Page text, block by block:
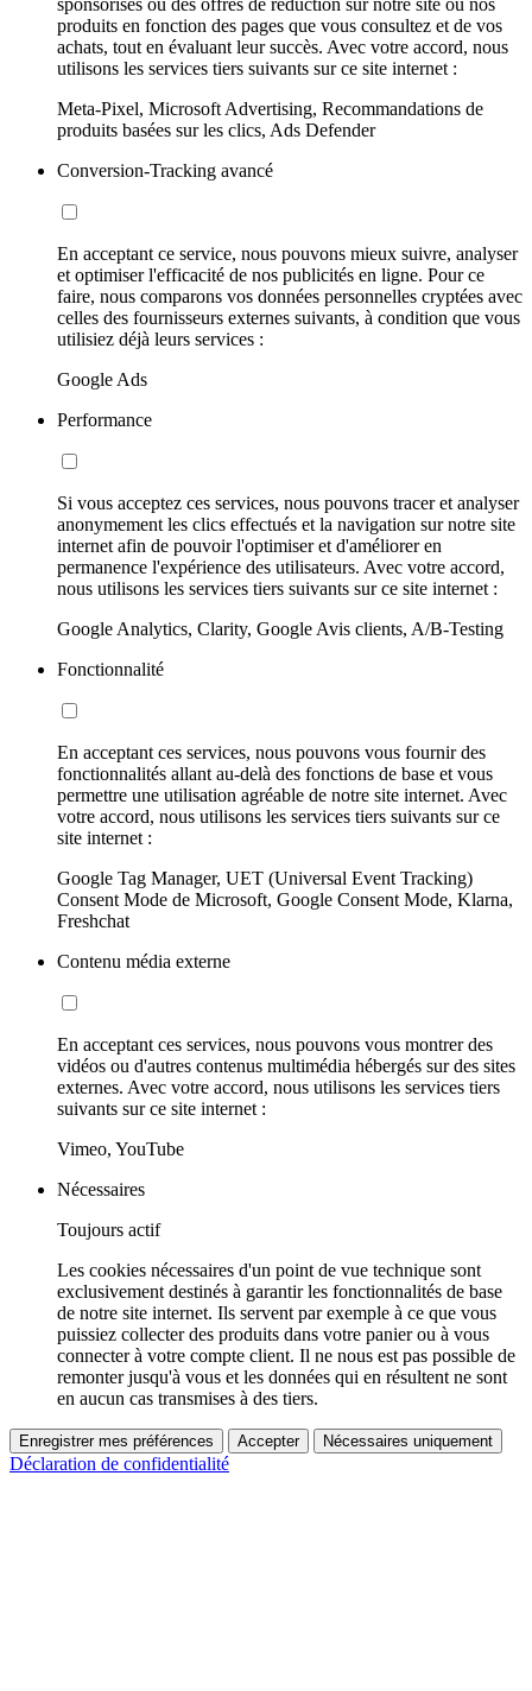
sponsorisés ou des offres de réduction sur notre site ou nos
produits en fonction des pages que vous consultez et de vos
achats, tout en évaluant leur succès. Avec votre accord, nous
utilisons les services tiers suivants sur ce site internet :
Meta-Pixel, Microsoft Advertising, Recommandations de
produits basées sur les clics, Ads Defender
Conversion-Tracking avancé
En acceptant ce service, nous pouvons mieux suivre, analyser
et optimiser l'efficacité de nos publicités en ligne. Pour ce
faire, nous comparons vos données personnelles cryptées avec
celles des fournisseurs externes suivants, à condition que vous
utilisiez déjà leurs services :
Google Ads
Performance
Si vous acceptez ces services, nous pouvons tracer et analyser
anonymement les clics effectués et la navigation sur notre site
internet afin de pouvoir l'optimiser et d'améliorer en
permanence l'expérience des utilisateurs. Avec votre accord,
nous utilisons les services tiers suivants sur ce site internet :
Google Analytics, Clarity, Google Avis clients, A/B-Testing
Fonctionnalité
En acceptant ces services, nous pouvons vous fournir des
fonctionnalités allant au-delà des fonctions de base et vous
permettre une utilisation agréable de notre site internet. Avec
votre accord, nous utilisons les services tiers suivants sur ce
site internet :
Google Tag Manager, UET (Universal Event Tracking)
Consent Mode de Microsoft, Google Consent Mode, Klarna,
Freshchat
Contenu média externe
En acceptant ces services, nous pouvons vous montrer des
vidéos ou d'autres contenus multimédia hébergés sur des sites
externes. Avec votre accord, nous utilisons les services tiers
suivants sur ce site internet :
Vimeo, YouTube
Nécessaires
Toujours actif
Les cookies nécessaires d'un point de vue technique sont
exclusivement destinés à garantir les fonctionnalités de base
de notre site internet. Ils servent par exemple à ce que vous
puissiez collecter des produits dans votre panier ou à vous
connecter à votre compte client. Il ne nous est pas possible de
remonter jusqu'à vous et les données qui en résultent ne sont
en aucun cas transmises à des tiers.
Enregistrer mes préférences Accepter Nécessaires uniquement
Déclaration de confidentialité